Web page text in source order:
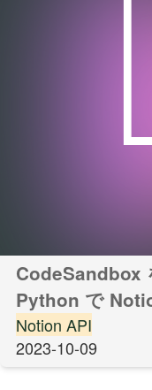
CodeSandbox
Python で
Notion API
2023-10-09